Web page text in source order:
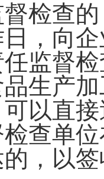
查的
，向
监督
生产
以直
查单
，以